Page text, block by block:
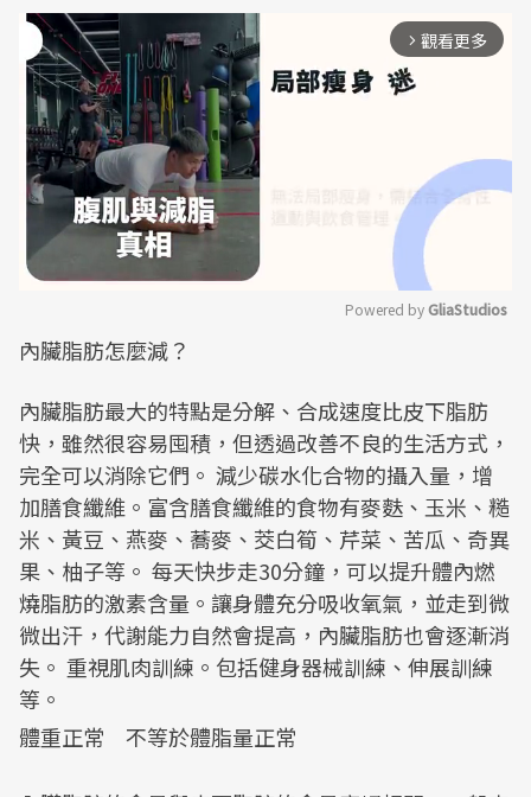
arrow_forward_ios 觀看更多
Powered by GliaStudios
內臟脂肪怎麼減？
內臟脂肪最大的特點是分解、合成速度比皮下脂肪
快，雖然很容易囤積，但透過改善不良的生活方式，
完全可以消除它們。 減少碳水化合物的攝入量，增
加膳食纖維。富含膳食纖維的食物有麥麩、玉米、糙
米、黃豆、燕麥、蕎麥、茭白筍、芹菜、苦瓜、奇異
果、柚子等。 每天快步走30分鐘，可以提升體內燃
燒脂肪的激素含量。讓身體充分吸收氧氣，並走到微
微出汗，代謝能力自然會提高，內臟脂肪也會逐漸消
失。 重視肌肉訓練。包括健身器械訓練、伸展訓練
等。
體重正常 不等於體脂量正常